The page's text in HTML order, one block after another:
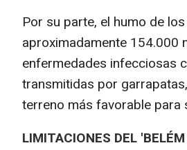
Por su parte, el humo de
aproximadamente 154.000
enfermedades infecciosas
transmitidas por
terreno más favorable para
LIMITACIONES DEL